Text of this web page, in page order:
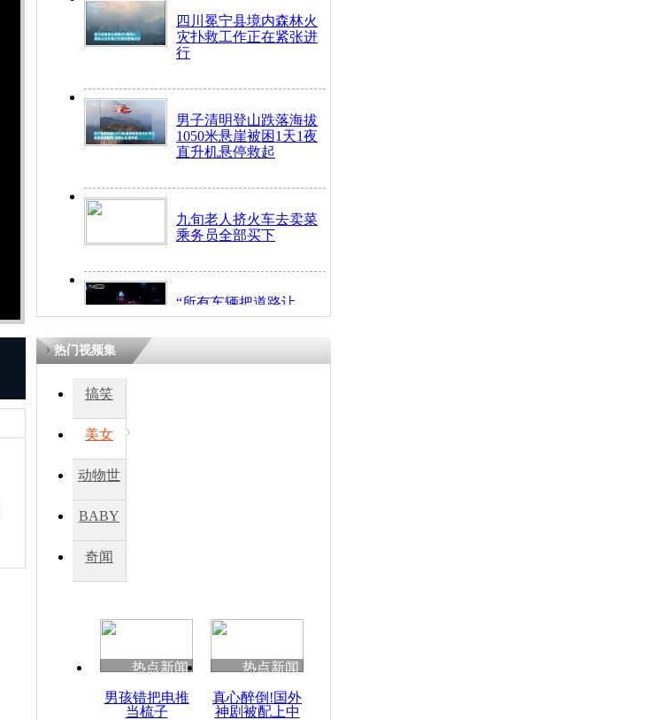
四川冕宁县境内森林火
灾扑救工作正在紧张进
行
男子清明登山跌落海拔
1050米悬崖被困1天1夜
直升机悬停救起
九旬老人挤火车去卖菜
乘务员全部买下
“所有车辆把道路让
开！”儿童突发疾病交
因
度苗族花山节
热门视频集
搞笑
美女
动物世
BABY
秀
奇闻
热点新闻
男孩错把电推
当梳子
热点新闻
真心醉倒!国外
神剧被配上中